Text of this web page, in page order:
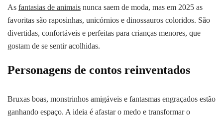
As fantasias de animais nunca saem de moda, mas em 2025 as
favoritas são raposinhas, unicórnios e dinossauros coloridos. São
divertidas, confortáveis e perfeitas para crianças menores, que
gostam de se sentir acolhidas.
Personagens de contos reinventados
Bruxas boas, monstrinhos amigáveis e fantasmas engraçados estão
ganhando espaço. A ideia é afastar o medo e transformar o